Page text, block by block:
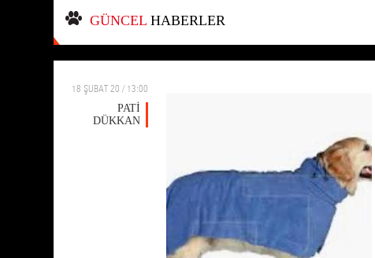
GÜNCELHABERLER
18 ŞUBAT 20 / 13:00
PATİ
DÜKKAN